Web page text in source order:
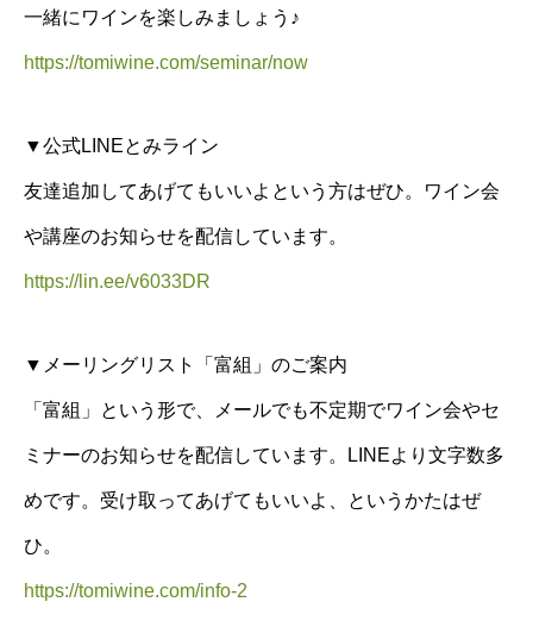
一緒にワインを楽しみましょう♪
https://tomiwine.com/seminar/now
▼公式LINEとみライン
友達追加してあげてもいいよという方はぜひ。ワイン会
や講座のお知らせを配信しています。
https://lin.ee/v6033DR
▼メーリングリスト「富組」のご案内
「富組」という形で、メールでも不定期でワイン会やセ
ミナーのお知らせを配信しています。LINEより文字数多
めです。受け取ってあげてもいいよ、というかたはぜ
ひ。
https://tomiwine.com/info-2